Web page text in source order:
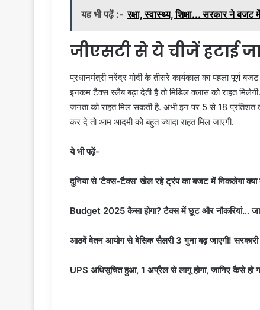
यह भी पढ़ें :- रक्षा, स्वास्थ्य, शिक्षा... सरकार ने
जीएसटी से ये चीजें हटाई
प्रधानमंत्री नरेंद्र मोदी के तीसरे कार्यकाल का पहला पूर्ण
इनकम टैक्स स्लैब बढ़ा देती है तो मिडिल क्लास को राहत
जनता को राहत मिल सकती है. अभी इन पर 5 से 18 प्रतिशत
कर दे तो आम आदमी को बहुत ज्यादा राहत मिल जाएगी.
ये भी पढ़ें-
दुनिया से ‘टैक्स-टैक्स’ खेल रहे ट्रंप का बजट में निकलेगा क्या
Budget 2025 कैसा होगा? टैक्स में छूट और नौकरियां…
आठवें वेतन आयोग से बेसिक सैलरी 3 गुना बढ़ जाएगी!
UPS अधिसूचित हुआ, 1 अप्रैल से लागू होगा, जानिए कैसे हो